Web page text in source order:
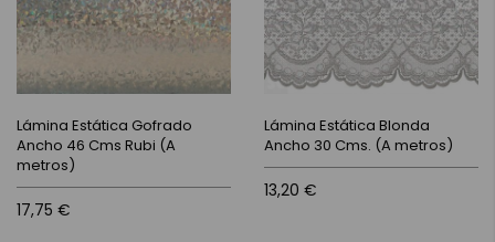
Lámina Estática Gofrado
Ancho 46 Cms Rubi (A
metros)
17,75 €
Lámina Estática Blonda
Ancho 30 Cms. (A metros)
13,20 €